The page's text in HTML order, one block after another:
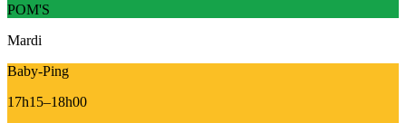
POM'S
Mardi
Baby-Ping
17h15–18h00